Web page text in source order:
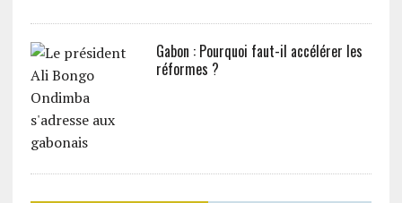
Gabon : Pourquoi faut-il accélérer les
réformes ?